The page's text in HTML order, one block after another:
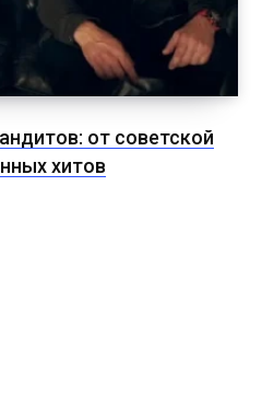
от советской
хитов